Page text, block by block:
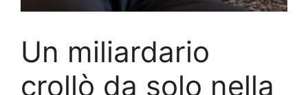
Un miliardario
crollò da solo nella